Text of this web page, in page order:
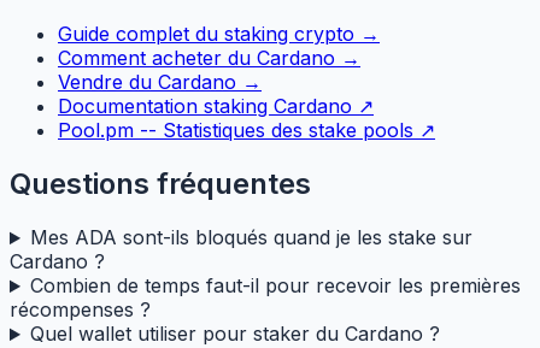
Guide complet du staking crypto →
Comment acheter du Cardano →
Vendre du Cardano →
Documentation staking Cardano ↗
Pool.pm -- Statistiques des stake pools ↗
Questions fréquentes
Mes ADA sont-ils bloqués quand je les stake sur
Cardano ?
Combien de temps faut-il pour recevoir les premières
récompenses ?
Quel wallet utiliser pour staker du Cardano ?